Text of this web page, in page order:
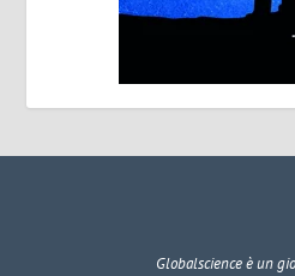
Globalscienceè un